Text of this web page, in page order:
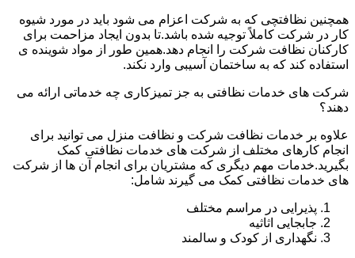
همچنین نظافتچی که به شرکت اعزام می شود باید در مورد شیوه
کار در شرکت کاملاً توجیه شده باشد.تا بدون ایجاد مزاحمت برای
کارکنان نظافت شرکت را انجام دهد.همین طور از مواد شوینده ی
استفاده کند که به ساختمان آسیبی وارد نکند.
شرکت های خدمات نظافتی به جز تمیزکاری چه خدماتی ارائه می
دهند؟
علاوه بر خدمات نظافت شرکت و نظافت منزل می توانید برای
انجام کارهای مختلف از شرکت های خدمات نظافتی کمک
بگیرید.خدمات مهم دیگری که مشتریان برای انجام آن ها از شرکت
های خدمات نظافتی کمک می گیرند شامل:
پذیرایی در مراسم مختلف
جابجایی اثاثیه
نگهداری از کودک و سالمند